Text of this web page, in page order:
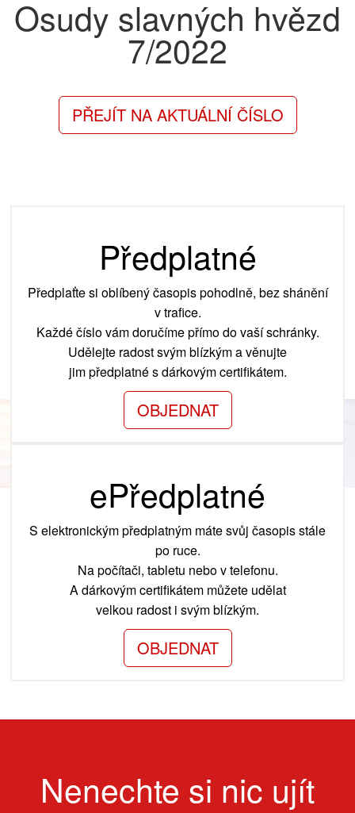
Osudy slavných hvězd
7/2022
PŘEJÍT NA AKTUÁLNÍ ČÍSLO
Předplatné
Předplaťte si oblíbený časopis pohodlně, bez shánění
v trafice.
Každé číslo vám doručíme přímo do vaší schránky.
Udělejte radost svým blízkým a věnujte
jim předplatné s dárkovým certifikátem.
OBJEDNAT
ePředplatné
S elektronickým předplatným máte svůj časopis stále
po ruce.
Na počítači, tabletu nebo v telefonu.
A dárkovým certifikátem můžete udělat
velkou radost i svým blízkým.
OBJEDNAT
Nenechte si nic ujít